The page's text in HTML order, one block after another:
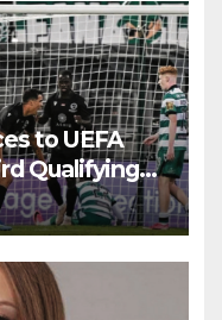
to UEFA
Qualifying